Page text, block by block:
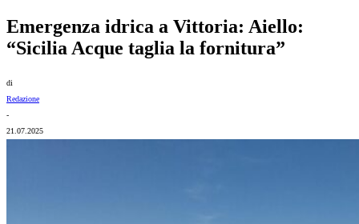
Emergenza idrica a Vittoria: Aiello:
“Sicilia Acque taglia la fornitura”
di
Redazione
-
21.07.2025